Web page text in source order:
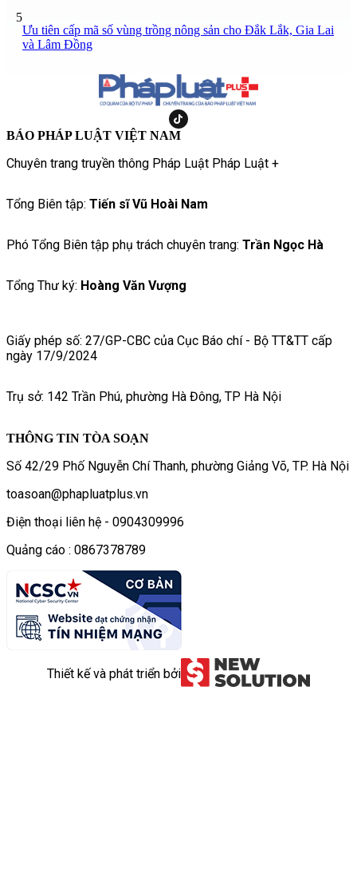
5
Ưu tiên cấp mã số vùng trồng nông sản cho Đắk Lắk, Gia Lai
và Lâm Đồng
BÁO PHÁP LUẬT VIỆT NAM
Chuyên trang truyền thông Pháp Luật Pháp Luật +
Tổng Biên tập: Tiến sĩ Vũ Hoài Nam
Phó Tổng Biên tập phụ trách chuyên trang: Trần Ngọc Hà
Tổng Thư ký: Hoàng Văn Vượng
Giấy phép số: 27/GP-CBC của Cục Báo chí - Bộ TT&TT cấp
ngày 17/9/2024
Trụ sở: 142 Trần Phú, phường Hà Đông, TP Hà Nội
THÔNG TIN TÒA SOẠN
Số 42/29 Phố Nguyễn Chí Thanh, phường Giảng Võ, TP. Hà Nội
toasoan@phapluatplus.vn
Điện thoại liên hệ - 0904309996
Quảng cáo : 0867378789
Thiết kế và phát triển bởi